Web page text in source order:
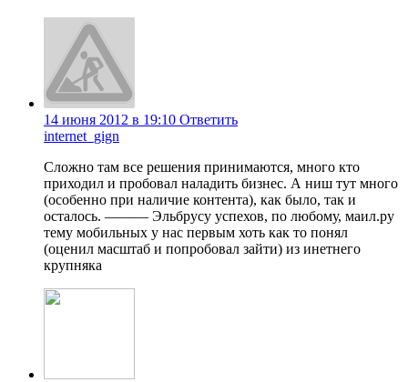
14 июня 2012 в 19:10 Ответить
internet_gign
Сложно там все решения принимаются, много кто
приходил и пробовал наладить бизнес. А ниш тут много
(особенно при наличие контента), как было, так и
осталось. ——— Эльбрусу успехов, по любому, маил.ру
тему мобильных у нас первым хоть как то понял
(оценил масштаб и попробовал зайти) из инетнего
крупняка